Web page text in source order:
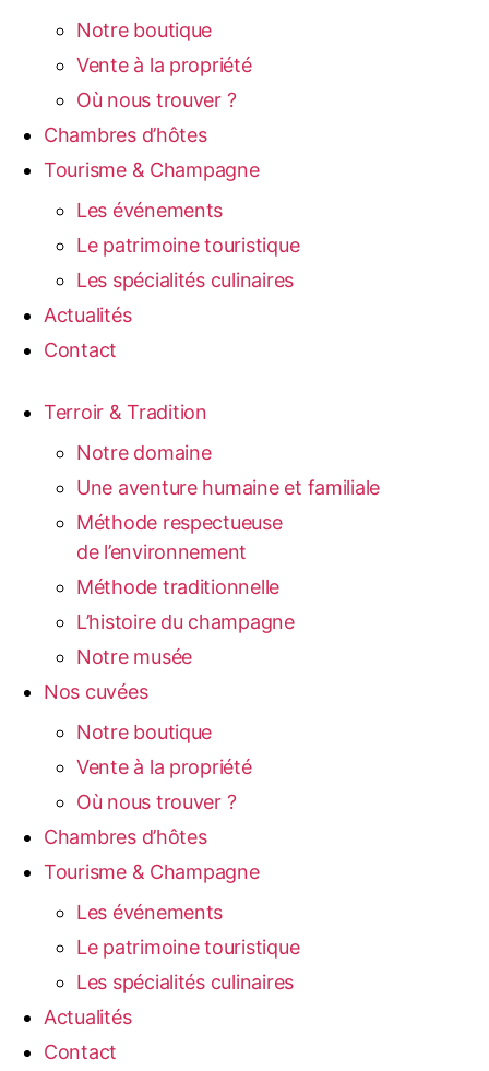
Notre boutique
Vente à la propriété
Où nous trouver ?
Chambres d’hôtes
Tourisme & Champagne
Les événements
Le patrimoine touristique
Les spécialités culinaires
Actualités
Contact
Terroir & Tradition
Notre domaine
Une aventure humaine et familiale
Méthode respectueuse
de l’environnement
Méthode traditionnelle
L’histoire du champagne
Notre musée
Nos cuvées
Notre boutique
Vente à la propriété
Où nous trouver ?
Chambres d’hôtes
Tourisme & Champagne
Les événements
Le patrimoine touristique
Les spécialités culinaires
Actualités
Contact